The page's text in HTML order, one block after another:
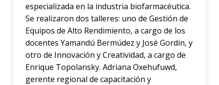
especializada en la industria biofarmacéutica.
Se realizaron dos talleres: uno de Gestión de
Equipos de Alto Rendimiento, a cargo de los
docentes Yamandú Bermúdez y José Gordin, y
otro de Innovación y Creatividad, a cargo de
Enrique Topolansky. Adriana Oxehufuwd,
gerente regional de capacitación y